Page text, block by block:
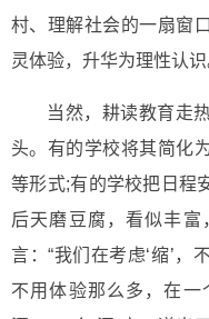
村、理解社会的一扇窗
灵体验，升华为理性认识
当然，耕读教育走
头。有的学校将其简化
等形式;有的学校把日程
后天磨豆腐，看似丰
言：“我们在考虑‘缩’，
不用体验那么多，在